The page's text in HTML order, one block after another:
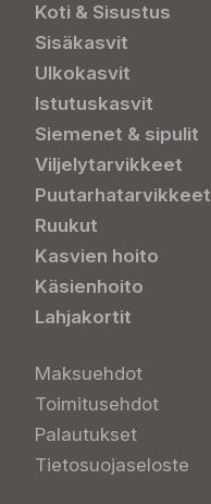
Koti & Sisustus
Sisäkasvit
Ulkokasvit
Istutuskasvit
Siemenet & sipulit
Viljelytarvikkeet
Puutarhatarvikkeet
Ruukut
Kasvien hoito
Käsienhoito
Lahjakortit
Maksuehdot
Toimitusehdot
Palautukset
Tietosuojaseloste